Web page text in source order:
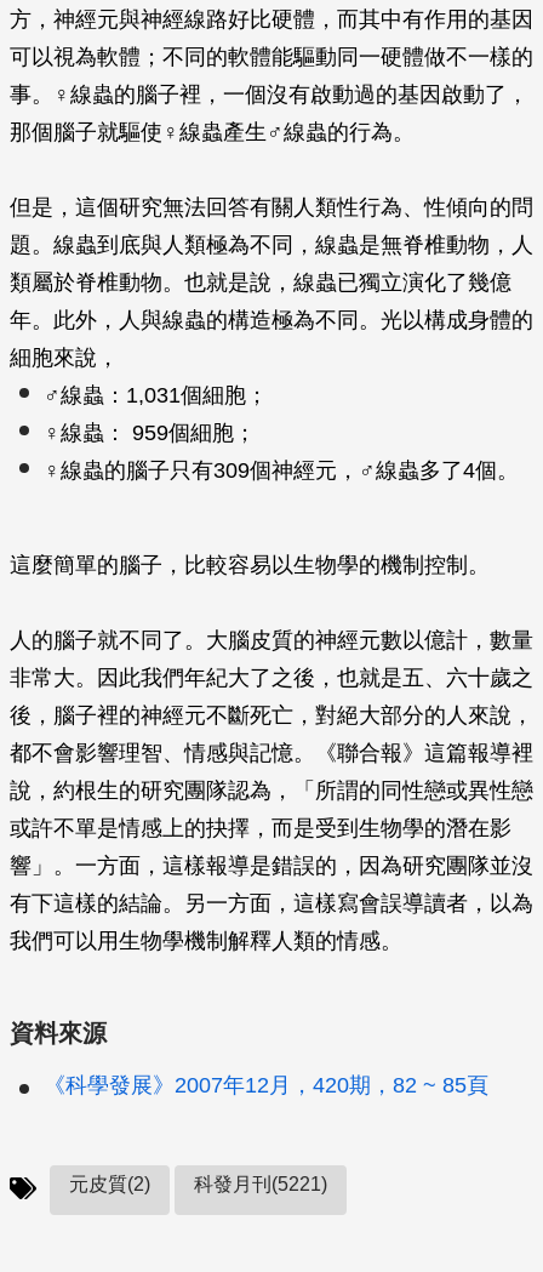
方，神經元與神經線路好比硬體，而其中有作用的基因
可以視為軟體；不同的軟體能驅動同一硬體做不一樣的
事。♀線蟲的腦子裡，一個沒有啟動過的基因啟動了，
那個腦子就驅使♀線蟲產生♂線蟲的行為。
但是，這個研究無法回答有關人類性行為、性傾向的問
題。線蟲到底與人類極為不同，線蟲是無脊椎動物，人
類屬於脊椎動物。也就是說，線蟲已獨立演化了幾億
年。此外，人與線蟲的構造極為不同。光以構成身體的
細胞來說，
♂線蟲：1,031個細胞；
♀線蟲： 959個細胞；
♀線蟲的腦子只有309個神經元，♂線蟲多了4個。
這麼簡單的腦子，比較容易以生物學的機制控制。
人的腦子就不同了。大腦皮質的神經元數以億計，數量
非常大。因此我們年紀大了之後，也就是五、六十歲之
後，腦子裡的神經元不斷死亡，對絕大部分的人來說，
都不會影響理智、情感與記憶。《聯合報》這篇報導裡
說，約根生的研究團隊認為，「所謂的同性戀或異性戀
或許不單是情感上的抉擇，而是受到生物學的潛在影
響」。一方面，這樣報導是錯誤的，因為研究團隊並沒
有下這樣的結論。另一方面，這樣寫會誤導讀者，以為
我們可以用生物學機制解釋人類的情感。
資料來源
《科學發展》2007年12月，420期，82 ~ 85頁
元皮質(2) 科發月刊(5221)